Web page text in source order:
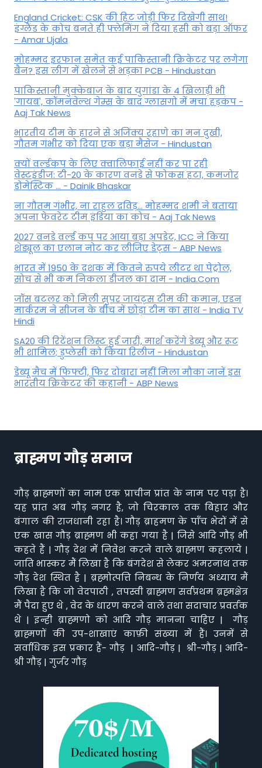
England Cricket: CSK की हिट जोड़ी फिर दिखेगी साथ!
इंग्लैंड के कोच बनते ही फ्लेमिंग ने दिया हसी को बड़ा ऑफर
- Amar Ujala
मोहम्मद इरफान समेत कई पाकिस्तानी क्रिकेटर पर लगेगा
बैन? इस लीग में खेलने से भड़का PCB - Hindustan
पाकिस्तानी मुक्केबाज के बाद युगांडा के 4 खिलाड़ी भी
'गायब', कॉमनवेल्थ गेम्स के बाद ग्लासगो में मचा हड़कंप -
Aaj Tak News
भारतीय टीम के हारने से अजिंक्य रहाणे का मन दुखी,
गौतम गंभीर को दिया एक बड़ा मैसेज - Hindustan
क्यों वर्ल्डकप के लिए क्वालिफाई नहीं कर पा रही
वेस्टइंडीज: टी-20 के कारण वनडे से फोकस हटा, कमजोर
डोमेस्टिक ... - Dainik Bhaskar
ना गौतम गंभीर, ना राहुल द्रव‍िड़... मोहम्मद शमी ने बताया
अपना फेवरेट टीम इंड‍िया का कोच - Aaj Tak News
2027 वनडे वर्ल्ड कप पर आया बड़ा अपडेट, ICC ने किया
शेड्यूल का एलान नोट कर लीजिए डेट्स - ABP News
भारत में 1950 के दशक में कितने रुपये लीटर था पेट्रोल,
सोच से भी कम निकला डीजल का दाम - India.Com
जॉस बटलर को मिली सुपर जायंट्स टीम की कमान, एडन
मार्करम ने सीजन के बीच में छोड़ा टीम का साथ - India TV
Hindi
SA20 की रिटेंशन लिस्ट हुई जारी, मार्श करेंगे डेब्यू और रूट
भी शामिल; डुप्लेसी को किया रिलीज - Hindustan
डेब्यू मैच में फिफ्टी, फिर दोबारा नहीं मिला मौका जानें इस
भारतीय क्रिकेटर की कहानी - ABP News
ब्राह्मण गौड़ समाज
गौड़ ब्राह्मणों का नाम एक प्राचीन प्रांत के नाम पर पड़ा है।
यह प्रांत अब गौड़ नगर है, जो चिरकाल तक बिहार और
बंगाल की राजधानी रहा है। गौड़ ब्राहमण के पाँच भेदों में से
एक खास गौड़ ब्राह्मण भी कहा गया है | जिसे आदि गौड़ भी
कहते हैं | गौड़ देश में निवेश करने वाले ब्राह्मण कहलाये |
जाति भास्कर मैं लिखा है कि बंगदेश से लेकर अमरनाथ तक
गौड़ देश स्थित है | ब्रह्मोत्पत्ति निबन्ध के निर्णय अध्याय मैं
लिखा है कि जो वेदपाठी , तपस्वी ब्राह्मण सर्वप्रथम ब्रह्मक्षेत्र
मैं पैदा हुए थे , वेद के धारण करने वाले तथा सदाचार प्रवर्तक
थे | इन्ही ब्राह्मणो को आदि गौड़ मानना चाहिए | गौड़
ब्राह्मणों की उप-शाखाएं काफ़ी संख्या में हैं। उनमें से
सर्वाधिक इस प्रकार हैं- गौड़ | आदि-गौड़ | श्री-गौड़ | आदि-
श्री गौड़ | गुर्जर गौड़